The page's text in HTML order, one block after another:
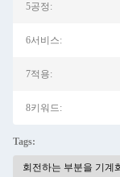
5공정:
6서비스:
7적용:
8키워드:
Tags:
회전하는 부분을 기계